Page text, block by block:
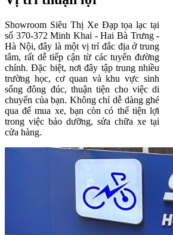
Showroom Siêu Thị Xe Đạp tọa lạc tại
số 370-372 Minh Khai - Hai Bà Trưng -
Hà Nội, đây là một vị trí đắc địa ở trung
tâm, rất dễ tiếp cận từ các tuyến đường
chính. Đặc biệt, nơi đây tập trung nhiều
trường học, cơ quan và khu vực sinh
sống đông đúc, thuận tiện cho việc di
chuyển của bạn. Không chỉ dễ dàng ghé
qua để mua xe, bạn còn có thể tiện lợi
trong việc bảo dưỡng, sửa chữa xe tại
cửa hàng.